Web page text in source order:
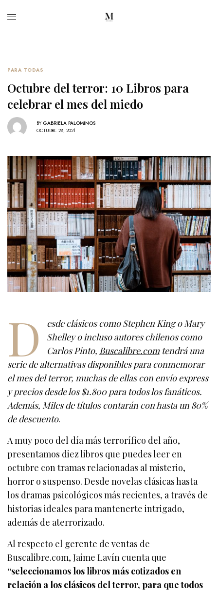
PARA TODAS
Octubre del terror: 10 Libros para
celebrar el mes del miedo
BY GABRIELA PALOMINOS
OCTUBRE 28, 2021
D
esde clásicos como Stephen King o Mary
Shelley o incluso autores chilenos como
Carlos Pinto, Buscalibre.comtendrá una
serie de alternativas disponibles para conmemorar
el mes del terror, muchas de ellas con envío express
y precios desde los $1.800 para todos los fanáticos.
Además, Miles de títulos contarán con hasta un 80%
de descuento.
A muy poco del día más terrorífico del año,
presentamos diez libros que puedes leer en
octubre con tramas relacionadas al misterio,
horror o suspenso. Desde novelas clásicas hasta
los dramas psicológicos más recientes, a través de
historias ideales para mantenerte intrigado,
además de aterrorizado.
Al respecto el gerente de ventas de
Buscalibre.com, Jaime Lavín cuenta que
“seleccionamos los libros más cotizados en
relación a los clásicos del terror, para que todos